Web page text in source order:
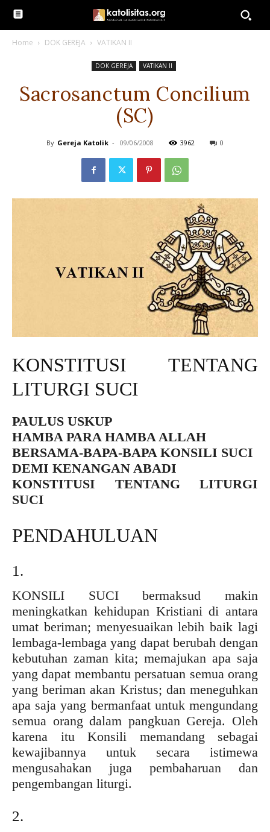
Home DOK GEREJA VATIKAN II
DOK GEREJA VATIKAN II
Sacrosanctum Concilium
(SC)
By Gereja Katolik - 09/06/2008 3962 0
KONSTITUSI TENTANG
LITURGI SUCI
PAULUS USKUP
HAMBA PARA HAMBA ALLAH
BERSAMA-BAPA-BAPA KONSILI SUCI
DEMI KENANGAN ABADI
KONSTITUSI TENTANG LITURGI
SUCI
PENDAHULUAN
1.
KONSILI SUCI bermaksud makin
meningkatkan kehidupan Kristiani di antara
umat beriman; menyesuaikan lebih baik lagi
lembaga-lembaga yang dapat berubah dengan
kebutuhan zaman kita; memajukan apa saja
yang dapat membantu persatuan semua orang
yang beriman akan Kristus; dan meneguhkan
apa saja yang bermanfaat untuk mengundang
semua orang dalam pangkuan Gereja. Oleh
karena itu Konsili memandang sebagai
kewajibannya untuk secara istimewa
mengusahakan juga pembaharuan dan
pengembangan liturgi.
2.